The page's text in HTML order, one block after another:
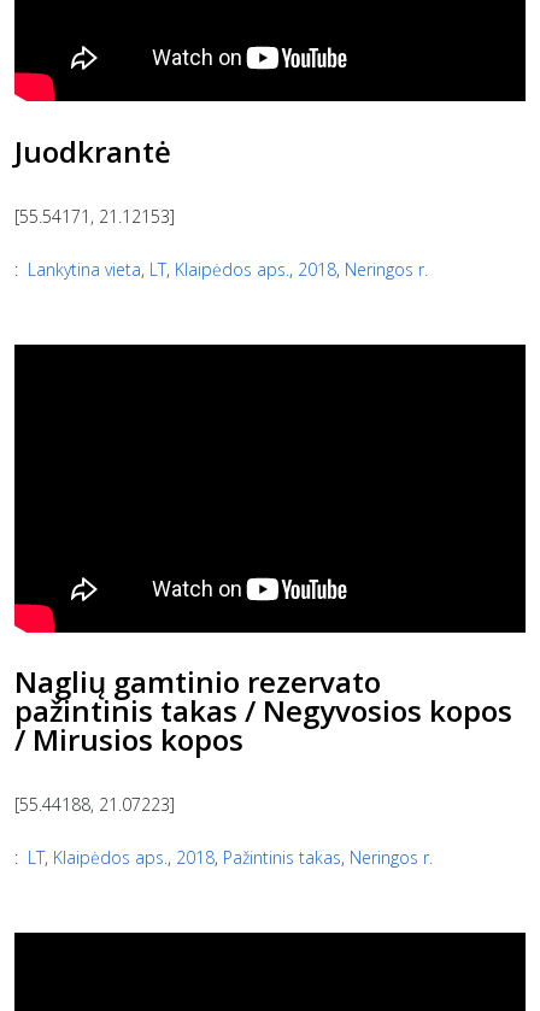
Juodkrantė
[55.54171, 21.12153]
: Lankytina vieta, LT, Klaipėdos aps. , 2018, Neringos r.
Naglių gamtinio rezervato
pažintinis takas / Negyvosios kopos
/ Mirusios kopos
[55.44188, 21.07223]
: LT, Klaipėdos aps., 2018, Pažintinis takas, Neringos r.